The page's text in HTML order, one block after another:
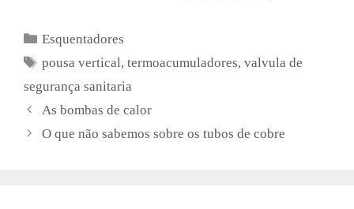
Categorias
Esquentadores
Etiquetas
pousa vertical,termoacumuladores,valvula de
segurança sanitaria
As bombas de calor
O que não sabemos sobre os tubos de cobre